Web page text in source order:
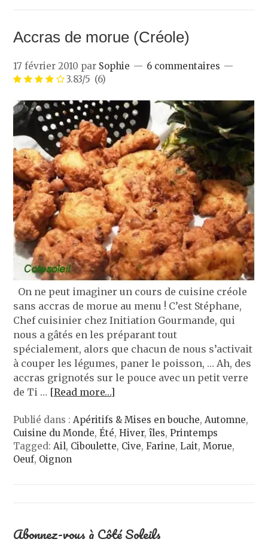
Accras de morue (Créole)
17 février 2010 par Sophie
6 commentaires
3.83/5 (6)
On ne peut imaginer un cours de cuisine créole
sans accras de morue au menu ! C’est Stéphane,
Chef cuisinier chez Initiation Gourmande, qui
nous a gâtés en les préparant tout
spécialement, alors que chacun de nous s’activait
à couper les légumes, paner le poisson, … Ah, des
accras grignotés sur le pouce avec un petit verre
de Ti … [Read more…]
Publié dans :Apéritifs & Mises en bouche,Automne,
Cuisine du Monde,Été,Hiver,îles,Printemps
Tagged:Ail, Ciboulette, Cive,Farine,Lait,Morue,
Oeuf, Oignon
Abonnez-vous à Côté Soleils